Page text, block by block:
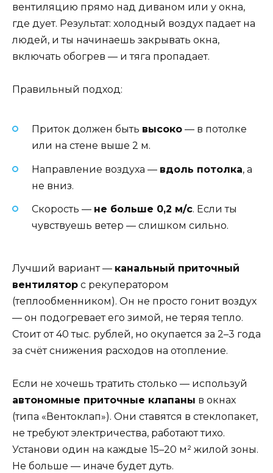
вентиляцию прямо над диваном или у окна,
где дует. Результат: холодный воздух падает на
людей, и ты начинаешь закрывать окна,
включать обогрев — и тяга пропадает.
Правильный подход:
Приток должен быть высоко — в потолке
или на стене выше 2 м.
Направление воздуха — вдоль потолка, а
не вниз.
Скорость — не больше 0,2 м/с. Если ты
чувствуешь ветер — слишком сильно.
Лучший вариант — канальный приточный
вентилятор с рекуператором
(теплообменником). Он не просто гонит воздух
— он подогревает его зимой, не теряя тепло.
Стоит от 40 тыс. рублей, но окупается за 2–3 года
за счёт снижения расходов на отопление.
Если не хочешь тратить столько — используй
автономные приточные клапаны в окнах
(типа «Вентоклап»). Они ставятся в стеклопакет,
не требуют электричества, работают тихо.
Установи один на каждые 15–20 м² жилой зоны.
Не больше — иначе будет дуть.